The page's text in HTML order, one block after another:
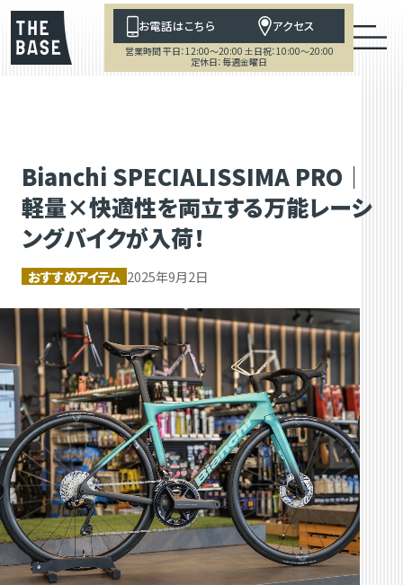
お電話はこちら アクセス
営業時間 平日：12:00～20:00 土日祝：10:00～20:00
定休日：毎週金曜日
Bianchi SPECIALISSIMA PRO｜
軽量×快適性を両立する万能レーシ
ングバイクが入荷！
おすすめアイテム 2025年9月2日